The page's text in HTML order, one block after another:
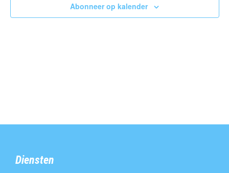
Abonneer op kalender
Diensten